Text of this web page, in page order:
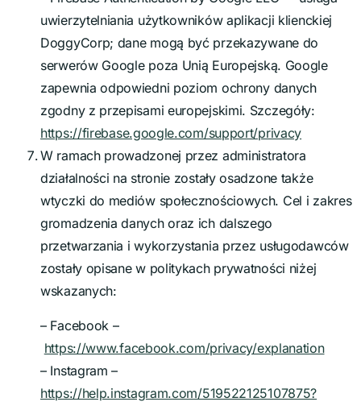
uwierzytelniania użytkowników aplikacji klienckiej
DoggyCorp; dane mogą być przekazywane do
serwerów Google poza Unią Europejską. Google
zapewnia odpowiedni poziom ochrony danych
zgodny z przepisami europejskimi. Szczegóły:
https://firebase.google.com/support/privacy
W ramach prowadzonej przez administratora
działalności na stronie zostały osadzone także
wtyczki do mediów społecznościowych. Cel i zakres
gromadzenia danych oraz ich dalszego
przetwarzania i wykorzystania przez usługodawców
zostały opisane w politykach prywatności niżej
wskazanych:
– Facebook –
https://www.facebook.com/privacy/explanation
– Instagram –
https://help.instagram.com/519522125107875?